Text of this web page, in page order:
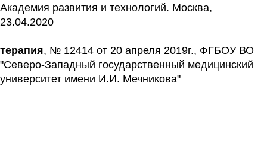
Академия развития и технологий. Москва,
23.04.2020
терапия, № 12414 от 20 апреля 2019г., ФГБОУ ВО
"Северо-Западный государственный медицинский
университет имени И.И. Мечникова"